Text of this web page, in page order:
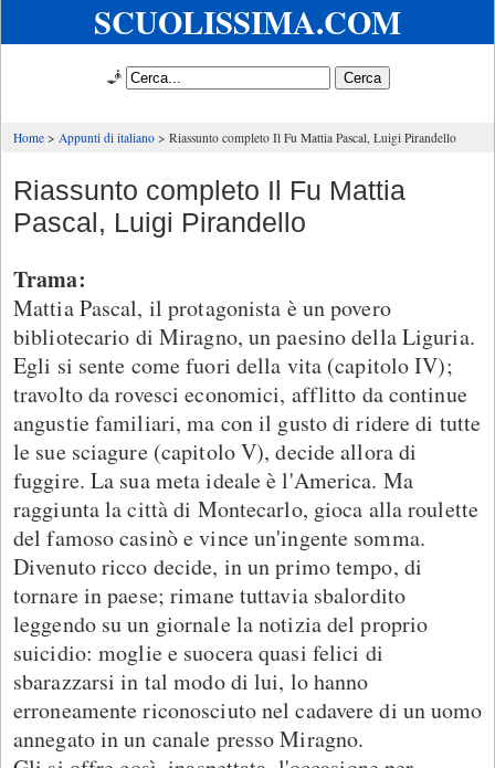
SCUOLISSIMA.COM
🧞
Home Appunti di italiano Riassunto completo Il Fu Mattia Pascal, Luigi Pirandello
Riassunto completo Il Fu Mattia
Pascal, Luigi Pirandello
Trama:
Mattia Pascal, il protagonista è un povero
bibliotecario di Miragno, un paesino della Liguria.
Egli si sente come fuori della vita (capitolo IV);
travolto da rovesci economici, afflitto da continue
angustie familiari, ma con il gusto di ridere di tutte
le sue sciagure (capitolo V), decide allora di
fuggire. La sua meta ideale è l'America. Ma
raggiunta la città di Montecarlo, gioca alla roulette
del famoso casinò e vince un'ingente somma.
Divenuto ricco decide, in un primo tempo, di
tornare in paese; rimane tuttavia sbalordito
leggendo su un giornale la notizia del proprio
suicidio: moglie e suocera quasi felici di
sbarazzarsi in tal modo di lui, lo hanno
erroneamente riconosciuto nel cadavere di un uomo
annegato in un canale presso Miragno.